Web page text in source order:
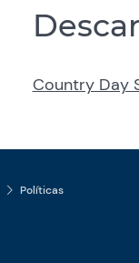
Country Day
Políticas